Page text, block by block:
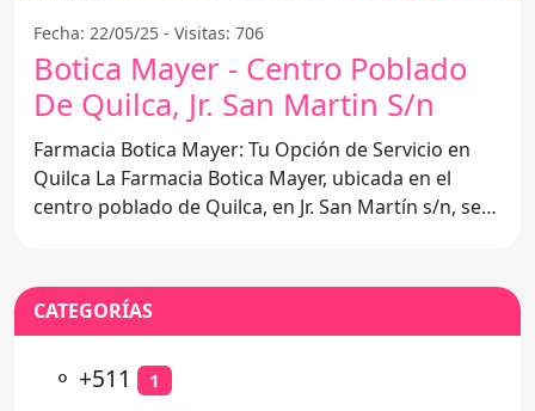
Fecha: 22/05/25 - Visitas: 706
Botica Mayer - Centro Poblado
De Quilca, Jr. San Martin S/n
Farmacia Botica Mayer: Tu Opción de Servicio en
Quilca La Farmacia Botica Mayer, ubicada en el
centro poblado de Quilca, en Jr. San Martín s/n, se
CATEGORÍAS
⚬ +511 1